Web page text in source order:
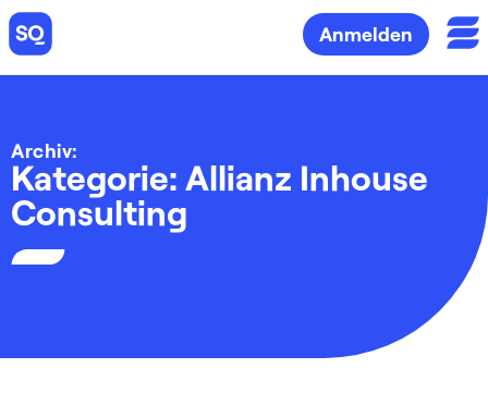
Anmelden
Archiv:
Kategorie: Allianz Inhouse
Consulting